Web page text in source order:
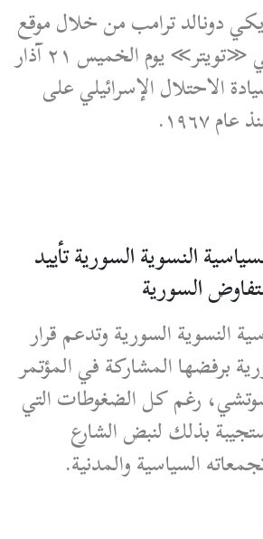
دونالد ترامب من خلال موقع
التواصل الاجتماعي ≪تويتر≫ يوم الخميس ٢١ آذار
الاحتلال الإسرائيلي على
١٩٦٧.
النسوية السورية تأييد
السورية
النسوية السورية وتدعم قرار
برفضها المشاركة في المؤتمر
رغم كل الضغوطات التي
بذلك لنبض الشارع
السياسية والمدنية.